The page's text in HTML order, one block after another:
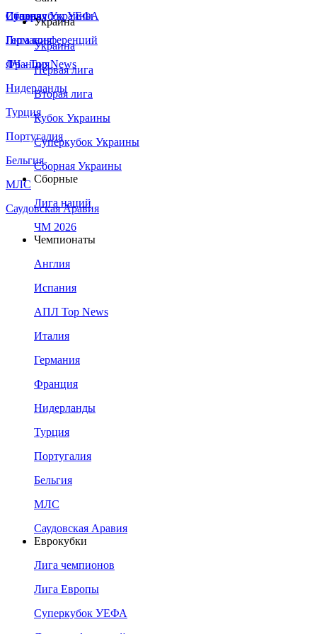
Сборная Украины
Италия
Германия
Франция
Нидерланды
Турция
Португалия
Бельгия
МЛС
Саудовская Аравия
Суперкубок УЕФА
Лига конференций
ЛЧ - Top News
Украина
Украина
Первая лига
Вторая лига
Кубок Украины
Суперкубок Украины
Сборная Украины
Сборные
Лига наций
ЧМ 2026
Чемпионаты
Англия
Испания
АПЛ Top News
Италия
Германия
Франция
Нидерланды
Турция
Португалия
Бельгия
МЛС
Саудовская Аравия
Еврокубки
Лига чемпионов
Лига Европы
Суперкубок УЕФА